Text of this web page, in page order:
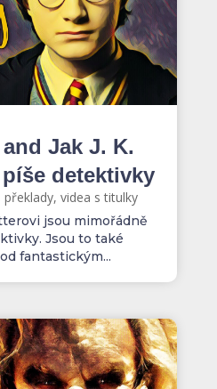
Jak J. K.
detektivky
překlady, videa s titulky
jsou mimořádně
Jsou to také
fantastickým...